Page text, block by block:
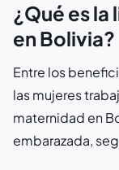
¿Qué es
en Bolivia?
Entre los
las mujeres
maternidad en
embarazada,